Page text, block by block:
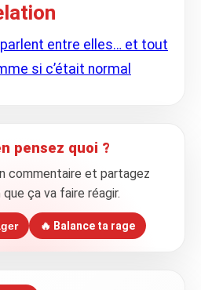
entre elles… et tout
si c’était normal
pensez quoi ?
commentaire et partagez
ça va faire réagir.
🔥 Balance ta rage